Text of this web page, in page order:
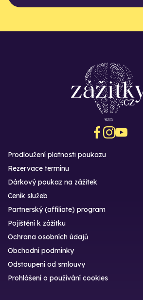
Prodloužení platnosti poukazu
Rezervace termínu
Dárkový poukaz na zážitek
Ceník služeb
Partnerský (affiliate) program
Pojištění k zážitku
Ochrana osobních údajů
Obchodní podmínky
Odstoupení od smlouvy
Prohlášení o používání cookies